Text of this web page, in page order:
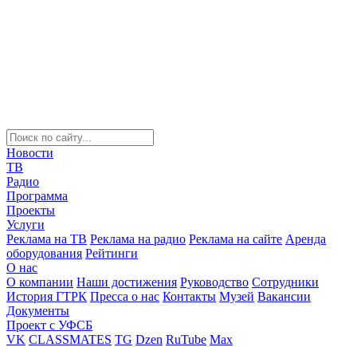
Новости
ТВ
Радио
Программа
Проекты
Услуги
Реклама на ТВ Реклама на радио Реклама на сайте Аренда
оборудования Рейтинги
О нас
О компании Наши достижения Руководство Сотрудники
История ГТРК Пресса о нас Контакты Музей Вакансии
Документы
Проект с УФСБ
VK CLASSMATES TG Dzen RuTube Max